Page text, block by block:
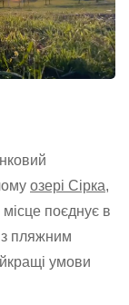
озері Сірка,
поєднує в
з пляжним
умови